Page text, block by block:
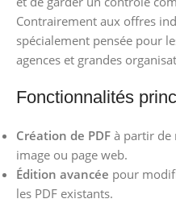
Contrairement aux offres
spécialement pensée pour
agences et grandes
Fonctionnalités
Création de PDF à partir de
image ou page web.
Édition avancée pour
les PDF existants.